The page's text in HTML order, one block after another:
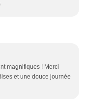
magnifiques ! Merci
et une douce journée